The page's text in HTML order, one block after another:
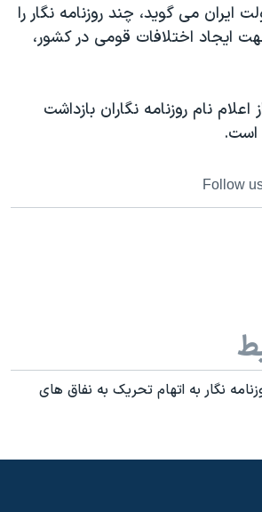
کادر رهبری ایران
آمریکا «سی‌پک»
چین
ايران می گويد، چند روزنامه نگار را
ايجاد اختلافات قومی در کشور،
اعلام نام روزنامه نگاران بازداشت
است.
Follow
نگار به اتهام تحريک به نفاق های